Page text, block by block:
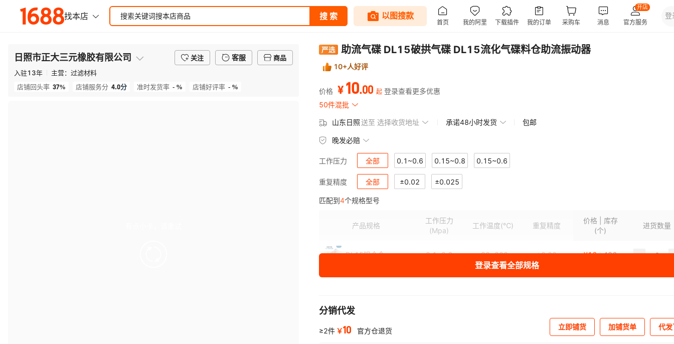
日照市正大三元橡胶有限公司 关注 客服
商品
入驻13年 主营： 过滤材料
店铺回头率 37% 店铺服务分 4.0分 准时发货率 - % 店铺好评率 - %
助流气碟 DL15破拱气碟 DL15流化气碟料仓助流振动器
10+人好评
价格 ¥10.00 起 登录查看更多优惠
50件混批
山东日照送至 选择收货地址 承诺48小时发货 包邮
晚发必赔
工作压力 全部 0.1~0.6 0.15~0.8 0.15~0.6
重复精度 全部 ±0.02 ±0.025
匹配到4个规格型号
产品规格
工作压力
(Mpa)
工作温度(℃) 重复精度
价格 | 库存
(个)
进货数量
DL15铝合金 0.1~0.6 -30~200 ±0.02 ¥16 436
DL8不锈钢小气碟
登录查看全部规格
分销代发
≥2件 ￥10 官方仓退货 立即铺货 加铺货单 代